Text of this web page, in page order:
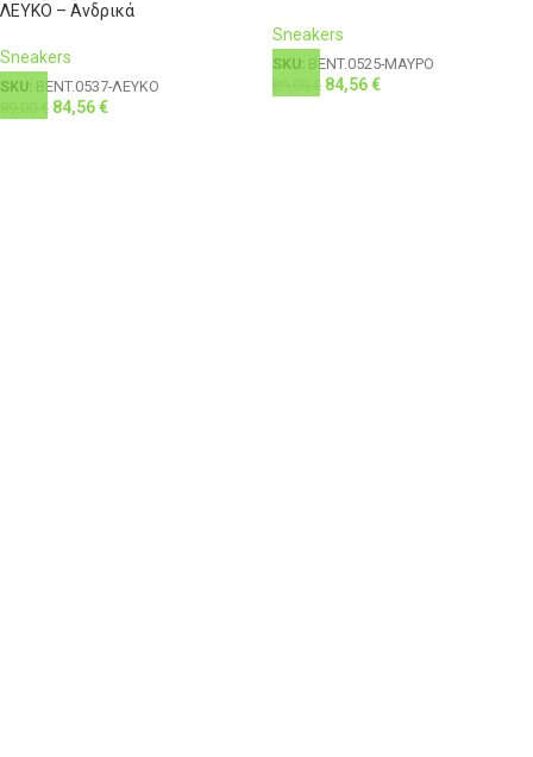
ΛΕΥΚΟ – Ανδρικά
Sneakers
SKU: BENT.0537-ΛΕΥΚΟ
€ 84,56€
Sneakers
SKU: BENT.0525-ΜΑΥΡΟ
€ 84,56€